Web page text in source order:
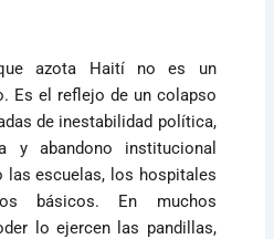
azota Haití no es un
Es el reflejo de un colapso
de inestabilidad política,
y abandono institucional
las escuelas, los hospitales
básicos. En muchos
lo ejercen las pandillas,